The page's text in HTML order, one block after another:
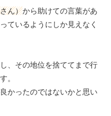
ん）から助けての言葉があ
ているようにしか見えなく
、その地位を捨ててまで行
。
かったのではないかと思い